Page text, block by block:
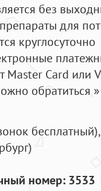
без
для
круглосуточно
Master Card или
обратиться
бесплатный),
номер: 3533